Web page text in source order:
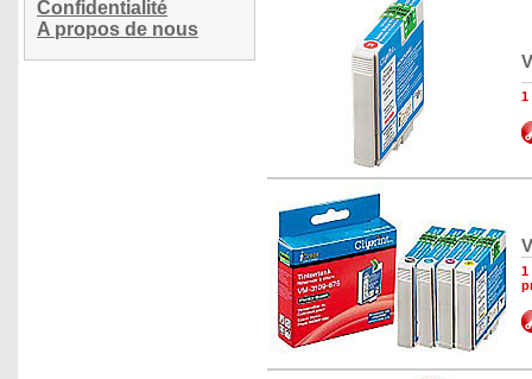
Confidentialité
A propos de nous
1
1